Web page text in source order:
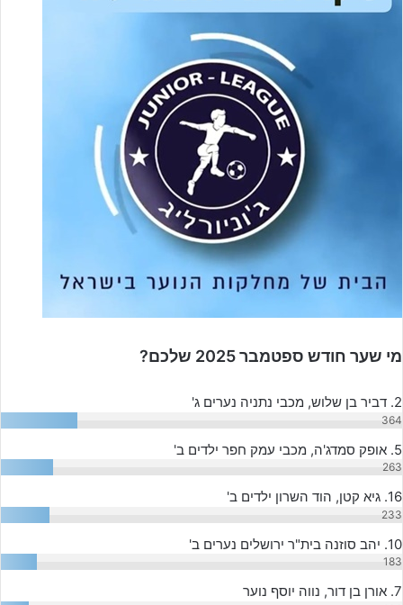
מי שער חודש ספטמבר 2025 שלכם?
2. דביר בן שלוש, מכבי נתניה נערים ג'
364
5. אופק סמדג'ה, מכבי עמק חפר ילדים ב'
263
16. גיא קטן, הוד השרון ילדים ב'
233
10. יהב סוזנה בית"ר ירושלים נערים ב'
183
7. אורן בן דור, נווה יוסף נוער